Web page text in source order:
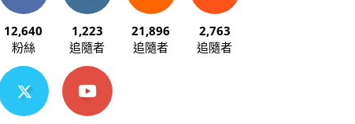
12,640
粉絲
1,223
追隨者
21,896
追隨者
2,763
追隨者